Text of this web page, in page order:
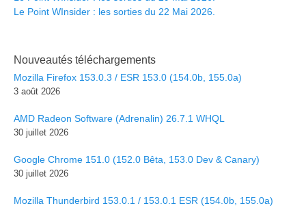
Le Point WInsider : les sorties du 22 Mai 2026.
Nouveautés téléchargements
Mozilla Firefox 153.0.3 / ESR 153.0 (154.0b, 155.0a)
3 août 2026
AMD Radeon Software (Adrenalin) 26.7.1 WHQL
30 juillet 2026
Google Chrome 151.0 (152.0 Bêta, 153.0 Dev & Canary)
30 juillet 2026
Mozilla Thunderbird 153.0.1 / 153.0.1 ESR (154.0b, 155.0a)